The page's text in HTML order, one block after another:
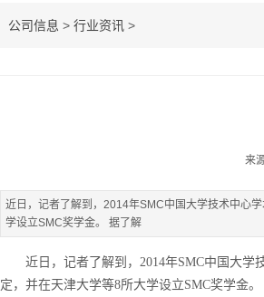
公司信息 > 行业资讯 >
来
近日，记者了解到，2014年SMC中国大学技术中心
学设立SMC奖学金。 据了解
近日，记者了解到，2014年SMC中国大学
定，并在天津大学等8所大学设立SMC奖学金。